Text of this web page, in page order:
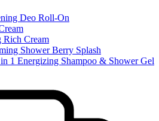
Deo Roll-On
Cream
Shower Berry Splash
1 Energizing Shampoo & Shower Gel